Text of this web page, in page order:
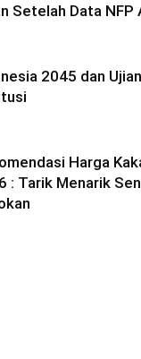
Setelah Data NFP
2045 dan
Harga
: Tarik Menarik